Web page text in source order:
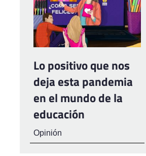
Lo positivo que nos
deja esta pandemia
en el mundo de la
educación
Opinión